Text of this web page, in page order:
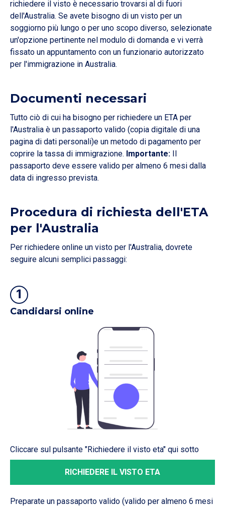
richiedere il visto è necessario trovarsi al di fuori
dell'Australia. Se avete bisogno di un visto per un
soggiorno più lungo o per uno scopo diverso, selezionate
un'opzione pertinente nel modulo di domanda e vi verrà
fissato un appuntamento con un funzionario autorizzato
per l'immigrazione in Australia.
Documenti necessari
Tutto ciò di cui ha bisogno per richiedere un ETA per
l'Australia è un passaporto valido (copia digitale di una
pagina di dati personali)e un metodo di pagamento per
coprire la tassa di immigrazione. Importante: Il
passaporto deve essere valido per almeno 6 mesi dalla
data di ingresso prevista.
Procedura di richiesta dell'ETA
per l'Australia
Per richiedere online un visto per l'Australia, dovrete
seguire alcuni semplici passaggi:
1
Candidarsi online
Cliccare sul pulsante "Richiedere il visto eta" qui sotto
RICHIEDERE IL VISTO ETA
Preparate un passaporto valido (valido per almeno 6 mesi